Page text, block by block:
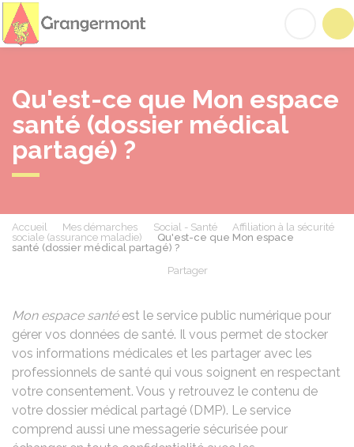
Qu'est-ce que Mon espace
santé (dossier médical
partagé) ?
Accueil Mes démarches Social - Santé
Affiliation à la sécurité
sociale (assurance maladie)
Qu'est-ce que Mon espace
santé (dossier médical partagé) ?
Partager
Mon espace santéest le service public numérique pour
gérer vos données de santé. Il vous permet de stocker
vos informations médicales et les partager avec les
professionnels de santé qui vous soignent en respectant
votre consentement. Vous y retrouvez le contenu de
votre dossier médical partagé (DMP). Le service
comprend aussi une messagerie sécurisée pour